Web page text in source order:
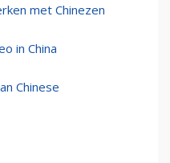
met Chinezen
in China
Chinese